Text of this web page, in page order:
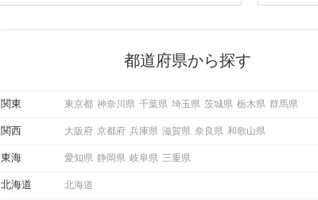
から恋人作りを本格的に始めようと
している方は、女性が異性を求めて
この記事では、女性が話しかけて欲
しく解説した後、婚活イベントで実
ような行動に繋げるべきかをご紹介
都道府県から探す
関東 東京都 神奈川県 千葉県 埼玉県 茨城県 栃木県 群馬県
関西 大阪府 京都府 兵庫県 滋賀県 奈良県 和歌山県
東海 愛知県 静岡県 岐阜県 三重県
北海道 北海道